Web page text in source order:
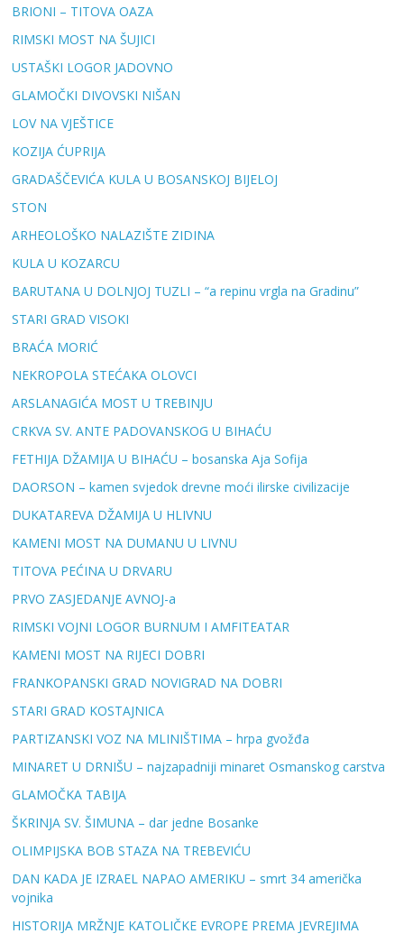
BRIONI – TITOVA OAZA
RIMSKI MOST NA ŠUJICI
USTAŠKI LOGOR JADOVNO
GLAMOČKI DIVOVSKI NIŠAN
LOV NA VJEŠTICE
KOZIJA ĆUPRIJA
GRADAŠČEVIĆA KULA U BOSANSKOJ BIJELOJ
STON
ARHEOLOŠKO NALAZIŠTE ZIDINA
KULA U KOZARCU
BARUTANA U DOLNJOJ TUZLI – “a repinu vrgla na Gradinu”
STARI GRAD VISOKI
BRAĆA MORIĆ
NEKROPOLA STEĆAKA OLOVCI
ARSLANAGIĆA MOST U TREBINJU
CRKVA SV. ANTE PADOVANSKOG U BIHAĆU
FETHIJA DŽAMIJA U BIHAĆU – bosanska Aja Sofija
DAORSON – kamen svjedok drevne moći ilirske civilizacije
DUKATAREVA DŽAMIJA U HLIVNU
KAMENI MOST NA DUMANU U LIVNU
TITOVA PEĆINA U DRVARU
PRVO ZASJEDANJE AVNOJ-a
RIMSKI VOJNI LOGOR BURNUM I AMFITEATAR
KAMENI MOST NA RIJECI DOBRI
FRANKOPANSKI GRAD NOVIGRAD NA DOBRI
STARI GRAD KOSTAJNICA
PARTIZANSKI VOZ NA MLINIŠTIMA – hrpa gvožđa
MINARET U DRNIŠU – najzapadniji minaret Osmanskog carstva
GLAMOČKA TABIJA
ŠKRINJA SV. ŠIMUNA – dar jedne Bosanke
OLIMPIJSKA BOB STAZA NA TREBEVIĆU
DAN KADA JE IZRAEL NAPAO AMERIKU – smrt 34 američka
vojnika
HISTORIJA MRŽNJE KATOLIČKE EVROPE PREMA JEVREJIMA